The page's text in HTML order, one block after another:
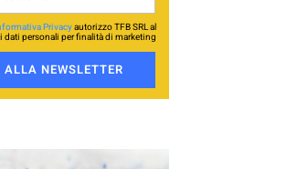
Privacyautorizzo TFB SRL al
dati personali per finalità di marketing
NEWSLETTER